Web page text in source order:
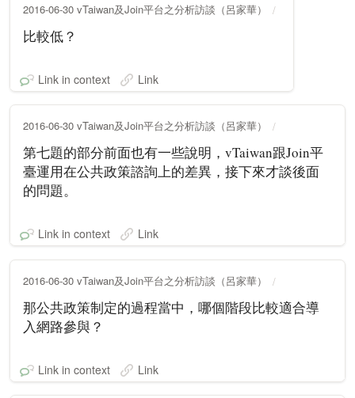
2016-06-30 vTaiwan及Join平台之分析訪談（呂家華）
比較低？
Link in context Link
2016-06-30 vTaiwan及Join平台之分析訪談（呂家華）
第七題的部分前面也有一些說明，vTaiwan跟Join平
臺運用在公共政策諮詢上的差異，接下來才談後面
的問題。
Link in context Link
2016-06-30 vTaiwan及Join平台之分析訪談（呂家華）
那公共政策制定的過程當中，哪個階段比較適合導
入網路參與？
Link in context Link